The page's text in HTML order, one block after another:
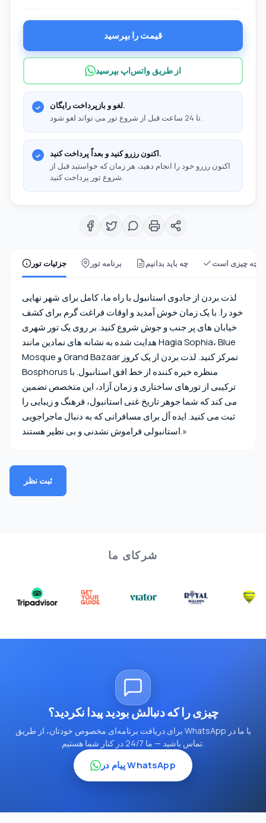
جزئیات تور برنامه تور چه باید بدانیم چه چیزی است
لذت بردن از جادوی استانبول با راه ما، کامل برای شهر نهایی
خود را. با یک زمان خوش آمدید و اوقات فراغت گرم برای کشف
خیابان های پر جنب و جوش شروع کنید. بر روی یک تور شهری
هدایت شده به نشانه های نمادین مانند Hagia Sophia، Blue
Mosque و Grand Bazaar تمرکز کنید. لذت بردن از یک کروز
Bosphorus منظره خیره کننده از خط افق استانبول. با
ترکیبی از تورهای ساختاری و زمان آزاد، این متخصص تضمین
می کند که شما جوهر تاریخ غنی استانبول، فرهنگ و زیبایی را
ثبت می کنید. ایده آل برای مسافرانی که به دنبال ماجراجویی
استانبولی فراموش نشدنی و بی نظیر هستند.»
ثبت نظر
قیمت را بپرسید
از طریق واتس‌اپ بپرسید
لغو و بازپرداخت رایگان.
تا 24 ساعت قبل از شروع تور می تواند لغو شود.
اکنون رزرو کنید و بعداً پرداخت کنید.
اکنون رزرو خود را انجام دهید، هر زمان که خواستید قبل از
شروع تور پرداخت کنید.
شرکای ما
چیزی را که دنبالش بودید پیدا نکردید؟
برای دریافت برنامه‌ای مخصوص خودتان، از طریق WhatsApp با ما در
تماس باشید — ما 24/7 در کنار شما هستیم.
پیام در WhatsApp